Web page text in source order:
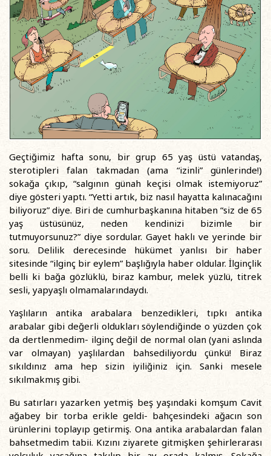
Geçtiğimiz hafta sonu, bir grup 65 yaş üstü vatandaş,
sterotipleri falan takmadan (ama “izinli” günlerinde!)
sokağa çıkıp, “salgının günah keçisi olmak istemiyoruz”
diye gösteri yaptı. “Yetti artık, biz nasıl hayatta kalınacağını
biliyoruz” diye. Biri de cumhurbaşkanına hitaben “siz de 65
yaş üstüsünüz, neden kendinizi bizimle bir
tutmuyorsunuz?” diye sordular. Gayet haklı ve yerinde bir
soru. Delilik derecesinde hükümet yanlısı bir haber
sitesinde “ilginç bir eylem” başlığıyla haber oldular. İlginçlik
belli ki bağa gözlüklü, biraz kambur, melek yüzlü, titrek
sesli, yapyaşlı olmamalarındaydı.
Yaşlıların antika arabalara benzedikleri, tıpkı antika
arabalar gibi değerli oldukları söylendiğinde o yüzden çok
da dertlenmedim- ilginç değil de normal olan (yani aslında
var olmayan) yaşlılardan bahsediliyordu çünkü! Biraz
sıkıldınız ama hep sizin iyiliğiniz için. Sanki mesele
sıkılmakmış gibi.
Bu satırları yazarken yetmiş beş yaşındaki komşum Cavit
ağabey bir torba erikle geldi- bahçesindeki ağacın son
ürünlerini toplayıp getirmiş. Ona antika arabalardan falan
bahsetmedim tabii. Kızını ziyarete gitmişken şehirlerarası